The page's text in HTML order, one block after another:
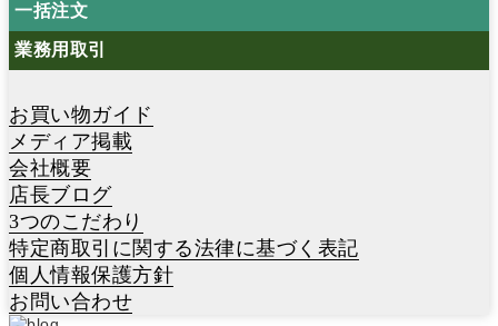
一括注文
業務用取引
お買い物ガイド
メディア掲載
会社概要
店長ブログ
3つのこだわり
特定商取引に関する法律に基づく表記
個人情報保護方針
お問い合わせ